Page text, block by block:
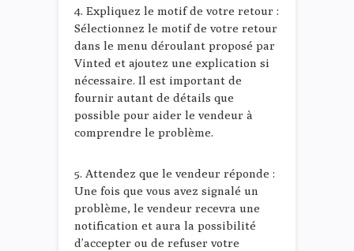
4. Expliquez le motif de votre retour :
Sélectionnez le motif de votre retour
dans le menu déroulant proposé par
Vinted et ajoutez une explication si
nécessaire. Il est important de
fournir autant de détails que
possible pour aider le vendeur à
comprendre le problème.
5. Attendez que le vendeur réponde :
Une fois que vous avez signalé un
problème, le vendeur recevra une
notification et aura la possibilité
d’accepter ou de refuser votre